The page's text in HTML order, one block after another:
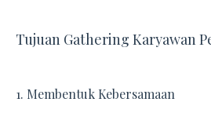
Tujuan Gathering Karyawan
1. Membentuk Kebersamaan